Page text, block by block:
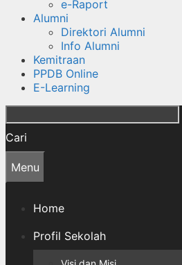
e-Raport
Alumni
Direktori Alumni
Info Alumni
Kemitraan
PPDB Online
E-Learning
Cari
Menu
Home
Profil Sekolah